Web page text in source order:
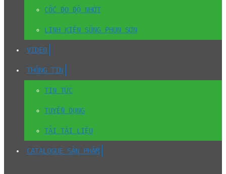
CỐC ĐO ĐỘ NHỚT
LINH KIỆN SÚNG PHUN SƠN
VIDEO
THÔNG TIN
TIN TỨC
TUYỂN DỤNG
TẢI TÀI LIỆU
CATALOGUE SẢN PHẨM